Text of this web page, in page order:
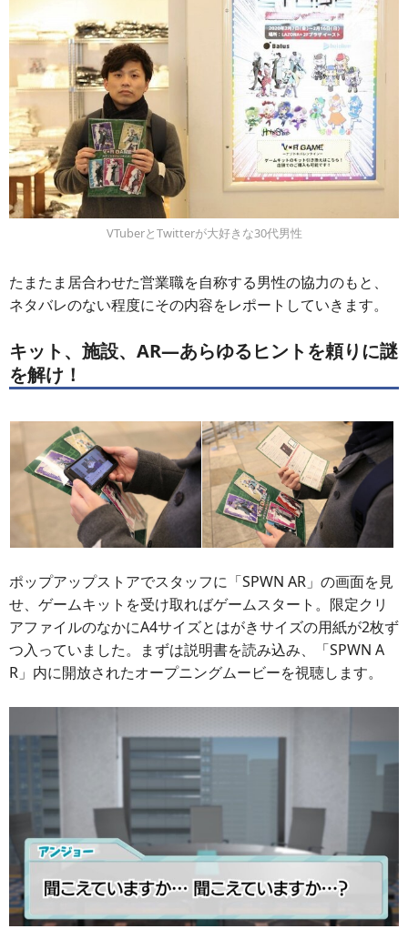
VTuberとTwitterが大好きな30代男性
たまたま居合わせた営業職を自称する男性の協力のもと、
ネタバレのない程度にその内容をレポートしていきます。
キット、施設、AR―あらゆるヒントを頼りに謎
を解け！
ポップアップストアでスタッフに「SPWN AR」の画面を見
せ、ゲームキットを受け取ればゲームスタート。限定クリ
アファイルのなかにA4サイズとはがきサイズの用紙が2枚ず
つ入っていました。まずは説明書を読み込み、「SPWN A
R」内に開放されたオープニングムービーを視聴します。